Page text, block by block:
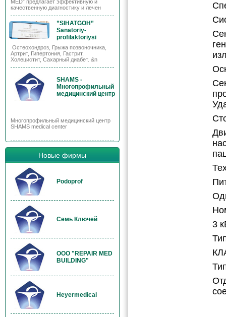
MED” предлагает эффективную и
качественную диагностику и лечен
”SIHATGOH”
Sanatoriy-
profilaktoriysi
Остеохондроз, Грыжа позвоночника,
Артрит, Гипертония, Гастрит,
Холецистит, Сахарный диабет. &n
SHAMS -
Многопрофильный
медицинский центр
Многопрофильный медицинский центр
SHAMS medical center
Новые фирмы
Podoprof
Семь Ключей
OOO "REPAIR MED
BUILDING"
Heyermedical
3